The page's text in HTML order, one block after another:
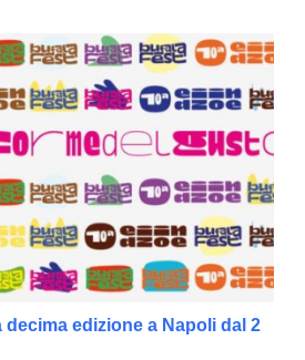
decima edizione a Napoli dal 2